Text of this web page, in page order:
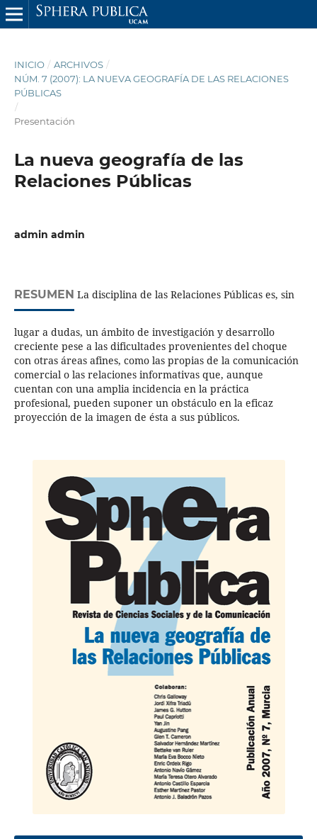
INICIO / ARCHIVOS /
NÚM. 7 (2007): LA NUEVA GEOGRAFÍA DE LAS RELACIONES
PÚBLICAS
/
Presentación
La nueva geografía de las
Relaciones Públicas
admin admin
RESUMEN La disciplina de las Relaciones Públicas es, sin
lugar a dudas, un ámbito de investigación y desarrollo
creciente pese a las dificultades provenientes del choque
con otras áreas afines, como las propias de la comunicación
comercial o las relaciones informativas que, aunque
cuentan con una amplia incidencia en la práctica
profesional, pueden suponer un obstáculo en la eficaz
proyección de la imagen de ésta a sus públicos.